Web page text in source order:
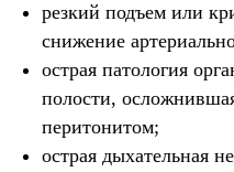
резкий подъем или
снижение
острая патология
полости,
перитонитом;
острая дыхательная